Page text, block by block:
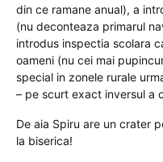
din ce ramane anual), a
(nu deconteaza primarul
introdus inspectia scolara
oameni (nu cei mai
special in zonele rurale
– pe scurt exact inversul a
De aia Spiru are un crater
la biserica!